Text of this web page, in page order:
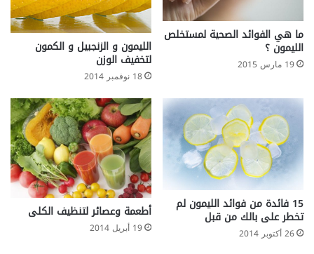
ة
2
1
ض
ا
ما هي الفوائد الصحية لمستخلص
الليمون ؟
19 مارس 2015
الليمون و الزنجبيل و الكمون
لتخفيف الوزن
18 نوفمبر 2014
15 فائدة من فوائد الليمون لم
تخطر على بالك من قبل
26 أكتوبر 2014
أطعمة وعصائر لتنظيف الكلى
19 أبريل 2014